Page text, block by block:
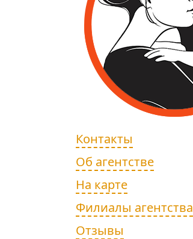
Контакты
Об агентстве
На карте
Филиалы агентства
Отзывы